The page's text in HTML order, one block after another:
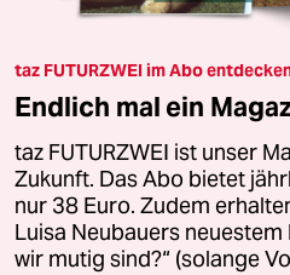
taz FUTURZWEI im Abo
Endlich mal ein
taz FUTURZWEI ist unser
Zukunft. Das Abo bietet
nur 38 Euro. Zudem
Luisa Neubauers neuestem
wir mutig sind?“ (solange